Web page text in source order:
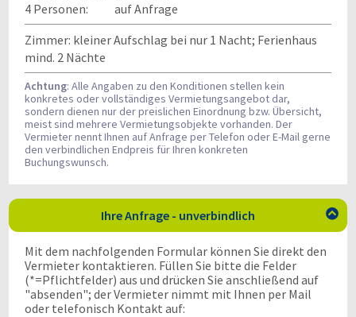
4 Personen:
auf Anfrage
Zimmer: kleiner Aufschlag bei nur 1 Nacht; Ferienhaus
mind. 2 Nächte
Achtung: Alle Angaben zu den Konditionen stellen kein
konkretes oder vollständiges Vermietungsangebot dar,
sondern dienen nur der preislichen Einordnung bzw. Übersicht,
meist sind mehrere Vermietungsobjekte vorhanden. Der
Vermieter nennt Ihnen auf Anfrage per Telefon oder E-Mail gerne
den verbindlichen Endpreis für Ihren konkreten
Buchungswunsch.
Ihre Anfrage - unverbindlich 
Mit dem nachfolgenden Formular können Sie direkt den
Vermieter kontaktieren. Füllen Sie bitte die Felder
(*=Pflichtfelder) aus und drücken Sie anschließend auf
"absenden"; der Vermieter nimmt mit Ihnen per Mail
oder telefonisch Kontakt auf: